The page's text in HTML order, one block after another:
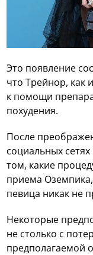
Это появление
что Трейнор, как
к помощи
похудения.
После
социальных
том, какие
приема
певица никак не
Некоторые
не столько с
предполагаемой